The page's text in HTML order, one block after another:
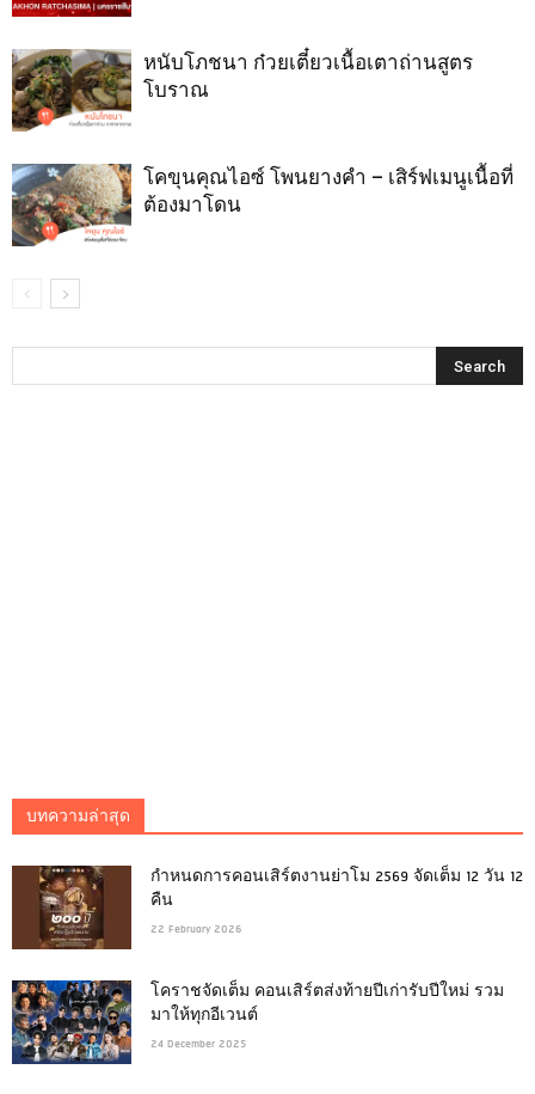
หนับโภชนา ก๋วยเตี๋ยวเนื้อเตาถ่านสูตร
โบราณ
โคขุนคุณไอซ์ โพนยางคำ – เสิร์ฟเมนูเนื้อที่
ต้องมาโดน
บทความล่าสุด
กำหนดการคอนเสิร์ตงานย่าโม 2569 จัดเต็ม 12 วัน 12
คืน
22 February 2026
โคราชจัดเต็ม คอนเสิร์ตส่งท้ายปีเก่ารับปีใหม่ รวม
มาให้ทุกอีเวนต์
24 December 2025